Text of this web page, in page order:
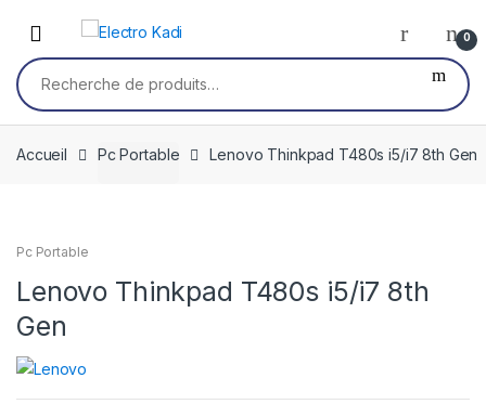
navigation
content
0
Recherche
pour :
Accueil Pc Portable Lenovo Thinkpad T480s i5/i7 8th Gen
Pc Portable
Lenovo Thinkpad T480s i5/i7 8th
Gen